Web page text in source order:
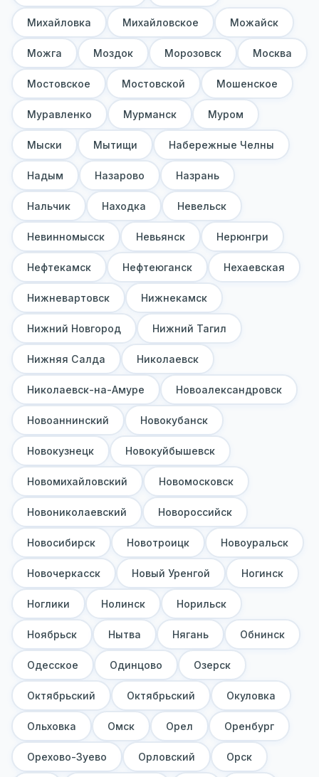
Михайловка Михайловское Можайск
Можга Моздок Морозовск Москва
Мостовское Мостовской Мошенское
Муравленко Мурманск Муром
Мыски Мытищи Набережные Челны
Надым Назарово Назрань
Нальчик Находка Невельск
Невинномысск Невьянск Нерюнгри
Нефтекамск Нефтеюганск Нехаевская
Нижневартовск Нижнекамск
Нижний Новгород Нижний Тагил
Нижняя Салда Николаевск
Николаевск-на-Амуре Новоалександровск
Новоаннинский Новокубанск
Новокузнецк Новокуйбышевск
Новомихайловский Новомосковск
Новониколаевский Новороссийск
Новосибирск Новотроицк Новоуральск
Новочеркасск Новый Уренгой Ногинск
Ноглики Нолинск Норильск
Ноябрьск Нытва Нягань Обнинск
Одесское Одинцово Озерск
Октябрьский Октябрьский Окуловка
Ольховка Омск Орел Оренбург
Орехово-Зуево Орловский Орск